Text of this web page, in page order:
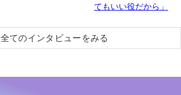
てもいい役だから」
全てのインタビューをみる